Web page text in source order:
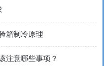
箱制冷原理
注意哪些事项？